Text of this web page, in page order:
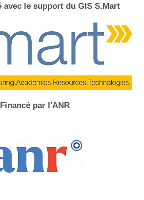
avec le support du GIS S.Mart
Financé par l'ANR